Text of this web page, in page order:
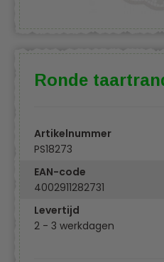
Ronde
Artikelnummer
PS18273
EAN-code
4002911282731
Levertijd
2 - 3 werkdagen